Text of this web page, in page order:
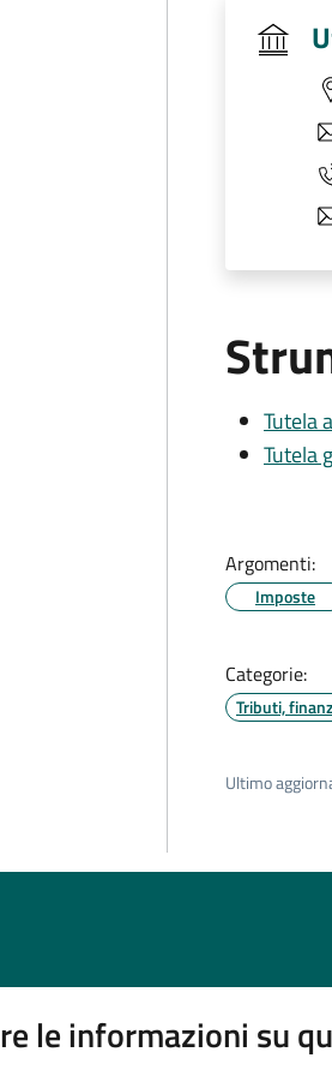
Tutela
Tutela
Argomenti:
Imposte
Categorie:
Tributi,
Ultimo
le informazioni su